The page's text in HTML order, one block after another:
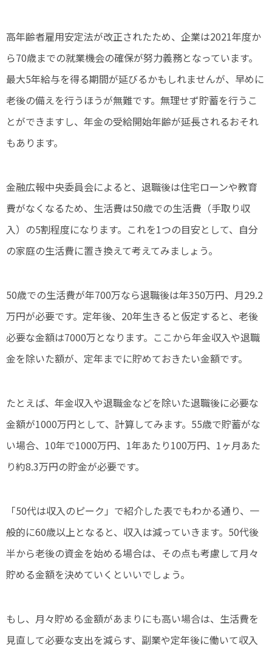
高年齢者雇用安定法が改正されたため、企業は2021年度か
ら70歳までの就業機会の確保が努力義務となっています。
最大5年給与を得る期間が延びるかもしれませんが、早めに
老後の備えを行うほうが無難です。無理せず貯蓄を行うこ
とができますし、年金の受給開始年齢が延長されるおそれ
もあります。
金融広報中央委員会によると、退職後は住宅ローンや教育
費がなくなるため、生活費は50歳での生活費（手取り収
入）の5割程度になります。これを1つの目安として、自分
の家庭の生活費に置き換えて考えてみましょう。
50歳での生活費が年700万なら退職後は年350万円、月29.2
万円が必要です。定年後、20年生きると仮定すると、老後
必要な金額は7000万となります。ここから年金収入や退職
金を除いた額が、定年までに貯めておきたい金額です。
たとえば、年金収入や退職金などを除いた退職後に必要な
金額が1000万円として、計算してみます。55歳で貯蓄がな
い場合、10年で1000万円、1年あたり100万円、1ヶ月あた
り約8.3万円の貯金が必要です。
「50代は収入のピーク」で紹介した表でもわかる通り、一
般的に60歳以上となると、収入は減っていきます。50代後
半から老後の資金を始める場合は、その点も考慮して月々
貯める金額を決めていくといいでしょう。
もし、月々貯める金額があまりにも高い場合は、生活費を
見直して必要な支出を減らす、副業や定年後に働いて収入